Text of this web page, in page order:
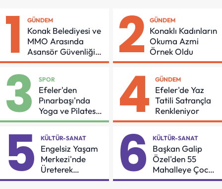
1 GÜNDEM
Konak Belediyesi ve
MMO Arasında
Asansör Güvenliği
İçin Önemli Protokol
2 GÜNDEM
Konaklı Kadınların
Okuma Azmi
Örnek Oldu
3 SPOR
Efeler'den
Pınarbaşı'nda
Yoga ve Pilates
Buluşması
4 GÜNDEM
Efeler'de Yaz
Tatili Satrançla
Renkleniyor
5 KÜLTÜR-SANAT
Engelsiz Yaşam
Merkezi'nde
Üreterek
Güçleniyorlar
6 KÜLTÜR-SANAT
Başkan Galip
Özel'den 55
Mahalleye Çocuk
Şenliği